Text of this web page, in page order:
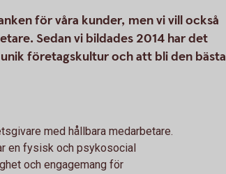
för våra kunder, men vi vill också
Sedan vi bildades 2014 har det
företagskultur och att bli den bästa
med hållbara medarbetare.
en fysisk och psykosocial
och engagemang för